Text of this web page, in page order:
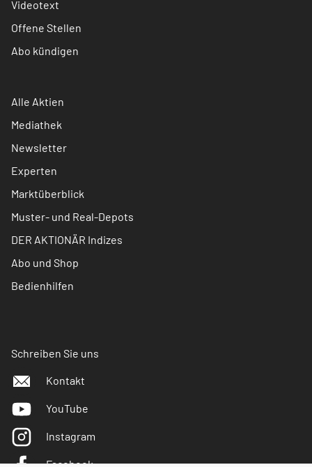
Videotext
Offene Stellen
Abo kündigen
Alle Aktien
Mediathek
Newsletter
Experten
Marktüberblick
Muster- und Real-Depots
DER AKTIONÄR Indizes
Abo und Shop
Bedienhilfen
Schreiben Sie uns
Kontakt
YouTube
Instagram
Facebook